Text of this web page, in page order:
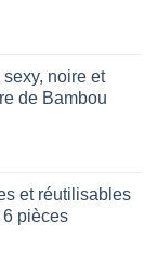
noire et
de Bambou
et réutilisables
pièces